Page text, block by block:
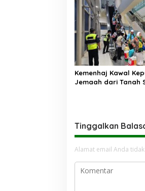
Kemenhaj Kawal
Jemaah dari Tanah
Tinggalkan
Alamat email Anda